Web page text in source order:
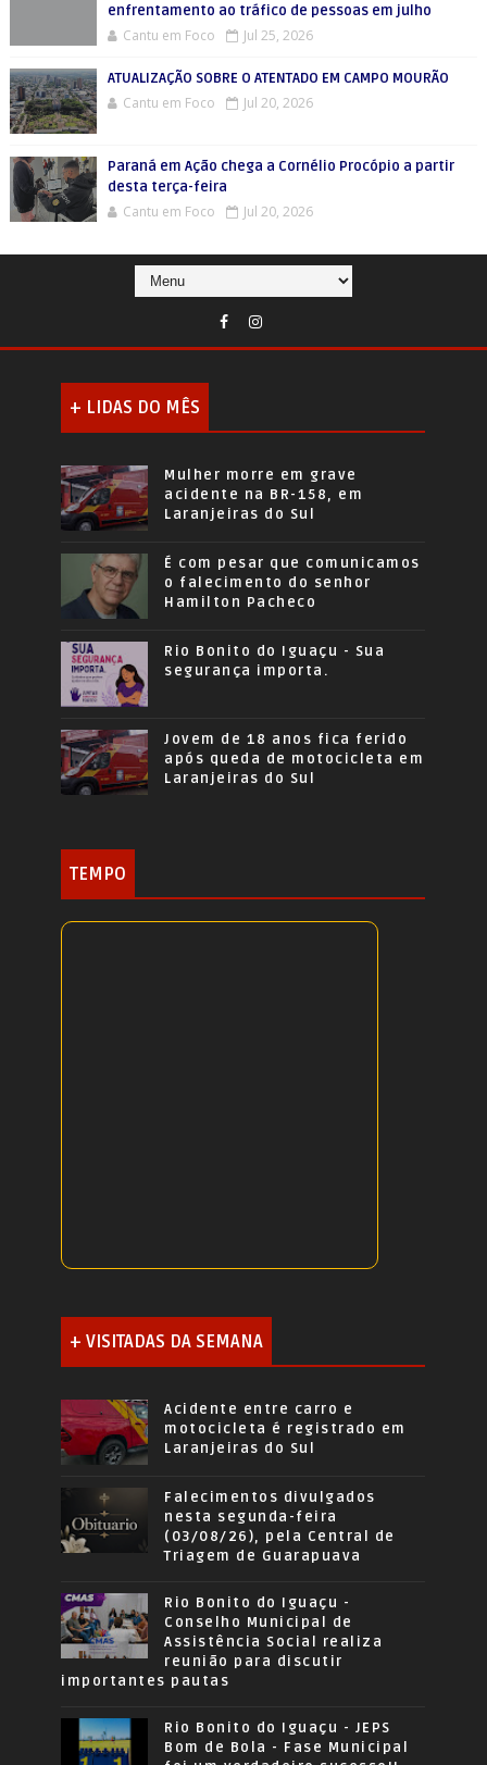
enfrentamento ao tráfico de pessoas em julho
Cantu em Foco Jul 25, 2026
ATUALIZAÇÃO SOBRE O ATENTADO EM CAMPO MOURÃO
Cantu em Foco Jul 20, 2026
Paraná em Ação chega a Cornélio Procópio a partir
desta terça-feira
Cantu em Foco Jul 20, 2026
+ LIDAS DO MÊS
Mulher morre em grave
acidente na BR-158, em
Laranjeiras do Sul
É com pesar que comunicamos
o falecimento do senhor
Hamilton Pacheco
Rio Bonito do Iguaçu - Sua
segurança importa.
Jovem de 18 anos fica ferido
após queda de motocicleta em
Laranjeiras do Sul
TEMPO
+ VISITADAS DA SEMANA
Acidente entre carro e
motocicleta é registrado em
Laranjeiras do Sul
Falecimentos divulgados
nesta segunda-feira
(03/08/26), pela Central de
Triagem de Guarapuava
Rio Bonito do Iguaçu -
Conselho Municipal de
Assistência Social realiza
reunião para discutir
importantes pautas
Rio Bonito do Iguaçu - JEPS
Bom de Bola - Fase Municipal